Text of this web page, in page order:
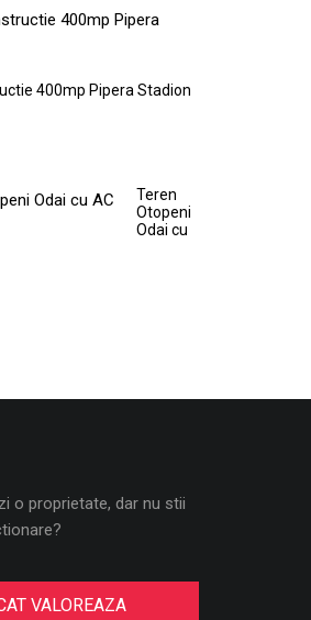
400mp Pipera Stadion
Teren
Otopeni
Odai cu
o proprietate, dar nu stii
VALOREAZA